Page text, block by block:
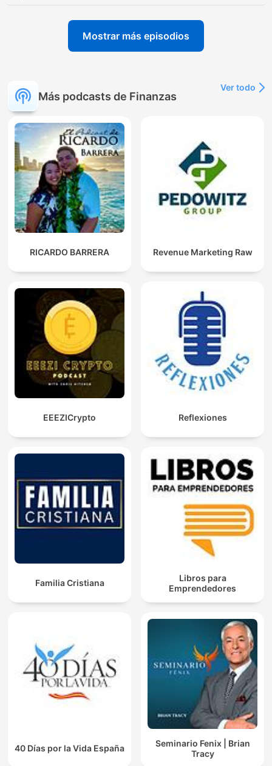
Mostrar más episodios
Más podcasts de Finanzas
Ver todo
RICARDO BARRERA Revenue Marketing Raw
EEEZICrypto Reflexiones
Familia Cristiana
Libros para
Emprendedores
40 Días por la Vida España
Seminario Fenix | Brian
Tracy